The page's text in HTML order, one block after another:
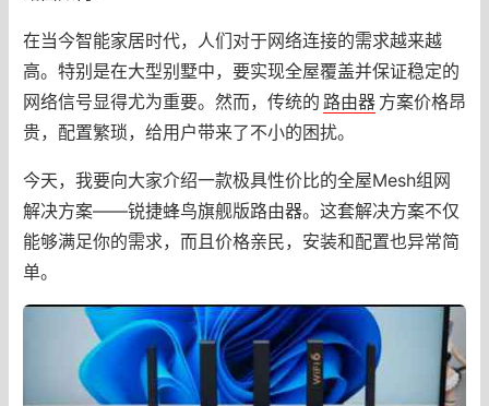
在当今智能家居时代，人们对于网络连接的需求越来越
高。特别是在大型别墅中，要实现全屋覆盖并保证稳定的
网络信号显得尤为重要。然而，传统的 路由器 方案价格昂
贵，配置繁琐，给用户带来了不小的困扰。
今天，我要向大家介绍一款极具性价比的全屋Mesh组网
解决方案——锐捷蜂鸟旗舰版路由器。这套解决方案不仅
能够满足你的需求，而且价格亲民，安装和配置也异常简
单。